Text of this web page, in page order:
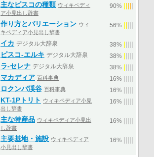
主なピスコの種類 ウィキペディ
ア小見出し辞書
90%
作り方とバリエーション ウィ
キペディア小見出し辞書
56%
イカ デジタル大辞泉 38%
ピスコ‐エルキ デジタル大辞泉 38%
ラ‐セレナ デジタル大辞泉 38%
マカディア 百科事典 16%
ロクンバ渓谷 百科事典 16%
KT-1Pトリト ウィキペディア小見
出し辞書
16%
主な特産品 ウィキペディア小見出
し辞書
16%
主要基地・施設 ウィキペディア
小見出し辞書
16%